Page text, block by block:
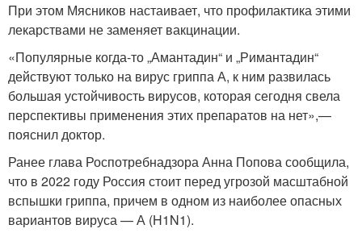
При этом Мясников настаивает, что профилактика этими
лекарствами не заменяет вакцинации.
«Популярные когда-то „Амантадин“ и „Римантадин“
действуют только на вирус гриппа А, к ним развилась
большая устойчивость вирусов, которая сегодня свела
перспективы применения этих препаратов на нет»,—
пояснил доктор.
Ранее глава Роспотребнадзора Анна Попова сообщила,
что в 2022 году Россия стоит перед угрозой масштабной
вспышки гриппа, причем в одном из наиболее опасных
вариантов вируса — А (H1N1).